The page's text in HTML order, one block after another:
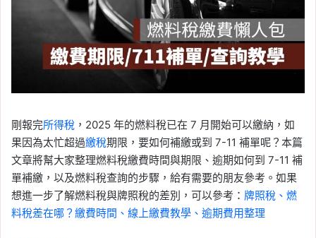
剛報完所得稅 ，2025 年的燃料稅已在 7 月開始可以繳納，如
果因為太忙超過繳稅期限，要如何補繳或到 7-11 補單呢？本篇
文章將幫大家整理燃料稅繳費時間與期限、逾期如何到 7-11 補
單補繳，以及燃料稅查詢的步驟，給有需要的朋友參考。如果
想進一步了解燃料稅與牌照稅的差別，可以參考： 牌照稅、燃
料稅差在哪？繳費時間、線上繳費教學、逾期費用整理